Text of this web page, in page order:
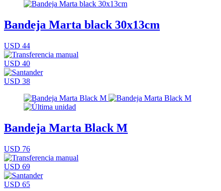
Bandeja Marta black 30x13cm
USD 44
USD 40
USD 38
Bandeja Marta Black M
USD 76
USD 69
USD 65